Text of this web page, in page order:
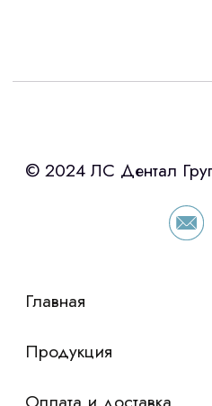
«Уралпромлизинг»
условия по лизингу
просто оставьте
сориентировали по